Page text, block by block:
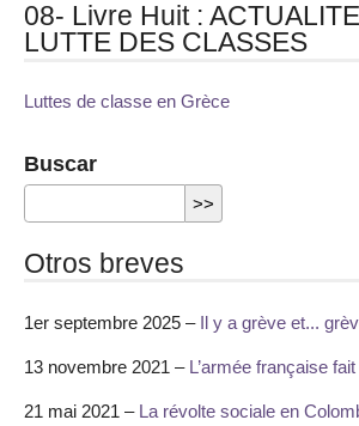
08- Livre Huit :
LUTTE DES CLASSES
Luttes de classe en Grèce
Buscar
Otros breves
1er septembre 2025 – Il y a grève et...
13 novembre 2021 – L’armée française
21 mai 2021 – La révolte sociale en